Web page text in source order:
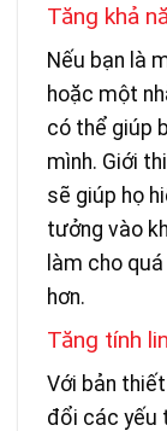
Tăng khả
Nếu bạn là
hoặc một
có thể giúp
mình. Giới
sẽ giúp họ
tưởng vào
làm cho
hơn.
Tăng tính
Với bản
đổi các yếu